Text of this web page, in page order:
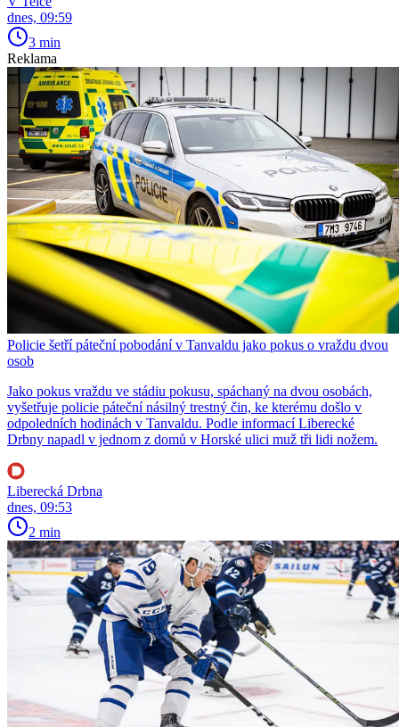
dnes, 09:59
3 min
Reklama
Policie šetří páteční pobodání v Tanvaldu jako pokus o vraždu dvou
osob
Jako pokus vraždu ve stádiu pokusu, spáchaný na dvou osobách,
vyšetřuje policie páteční násilný trestný čin, ke kterému došlo v
odpoledních hodinách v Tanvaldu. Podle informací Liberecké
Drbny napadl v jednom z domů v Horské ulici muž tři lidi nožem.
Liberecká Drbna
dnes, 09:53
2 min